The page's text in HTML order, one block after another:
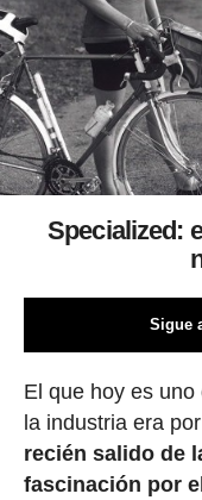
Specialized:
Sigue
El que hoy es
la industria era
recién salido de
fascinación por